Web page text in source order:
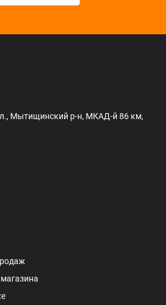
Мытищинский р-н, МКАД-й 86 км,